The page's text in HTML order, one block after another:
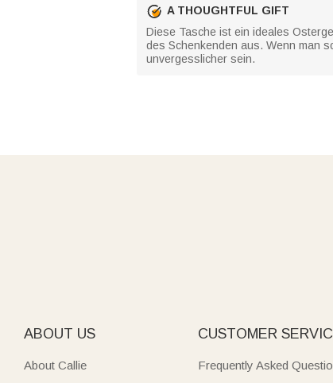
A THOUGHTFUL GIFT
Diese Tasche ist ein ideales
des Schenkenden aus. Wenn man
unvergesslicher sein.
ABOUT US
About Callie
CUSTOMER
Frequently Asked